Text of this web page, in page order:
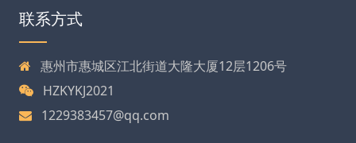
联系方式
惠州市惠城区江北街道大隆大厦12层1206号
HZKYKJ2021
1229383457@qq.com